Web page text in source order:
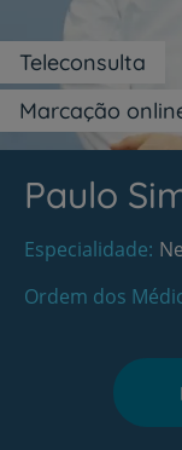
Marcação
Teleconsulta
Paulo
Especialidade
Ordem dos